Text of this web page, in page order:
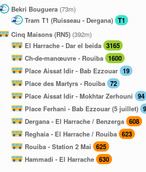
Bekri Bouguera (73m)
Tram T1 (Ruisseau - Dergana) T1
Cinq Maisons (RN5) (392m)
El Harrache - Dar el beida 3165
Ch-de-manœuvre - Rouiba 1600
Place Aissat Idir - Bab Ezzouar 19
Place des Martyrs - Rouiba 72
Place Aissat Idir - Mokhtar Zerhouni 94
Place Ferhani - Bab Ezzouar (5 juillet)
Dergana - El Harrache / Benzerga 608
Reghaia - El Harrache / Rouiba 623
Rouiba - Station 2 Mai 625
Hammadi - El Harrache 630